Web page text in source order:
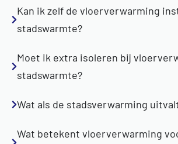
Kan ik zelf de vloerverwarming
stadswarmte?
Moet ik extra isoleren bij
stadswarmte?
Wat als de stadsverwarming
Wat betekent vloerverwarming